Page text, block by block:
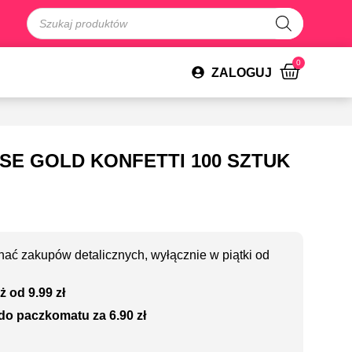
ZALOGUJ
0
GOLD KONFETTI 100 SZTUK
zakupów detalicznych, wyłącznie w piątki od
od 9.99 zł
paczkomatu za 6.90 zł